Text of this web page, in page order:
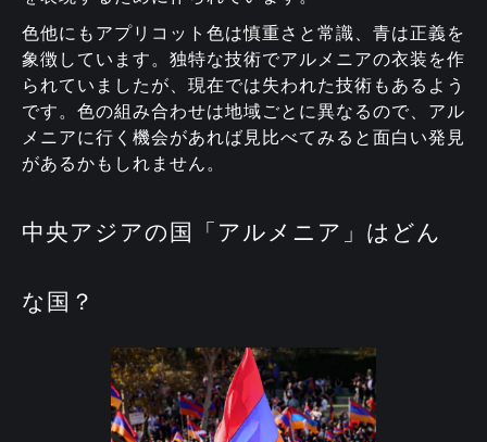
色他にもアプリコット色は慎重さと常識、青は正義を
象徴しています。独特な技術でアルメニアの衣装を作
られていましたが、現在では失われた技術もあるよう
です。色の組み合わせは地域ごとに異なるので、アル
メニアに行く機会があれば見比べてみると面白い発見
があるかもしれません。
中央アジアの国「アルメニア」はどん
な国？